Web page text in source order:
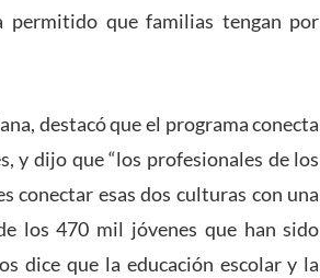
permitido que familias tengan por
destacó que el programa conecta
y dijo que “los profesionales de los
conectar esas dos culturas con una
los 470 mil jóvenes que han sido
dice que la educación escolar y la